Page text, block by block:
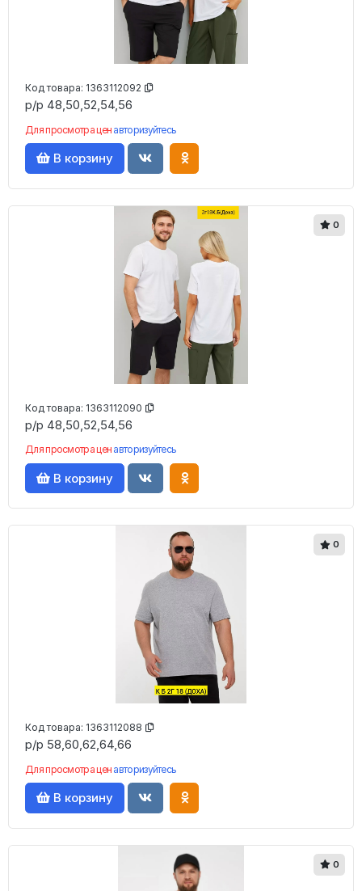
Код товара: 1363112092
р/р 48,50,52,54,56
Для просмотра цен авторизуйтесь
В корзину
0
Код товара: 1363112090
р/р 48,50,52,54,56
Для просмотра цен авторизуйтесь
В корзину
0
Код товара: 1363112088
р/р 58,60,62,64,66
Для просмотра цен авторизуйтесь
В корзину
0